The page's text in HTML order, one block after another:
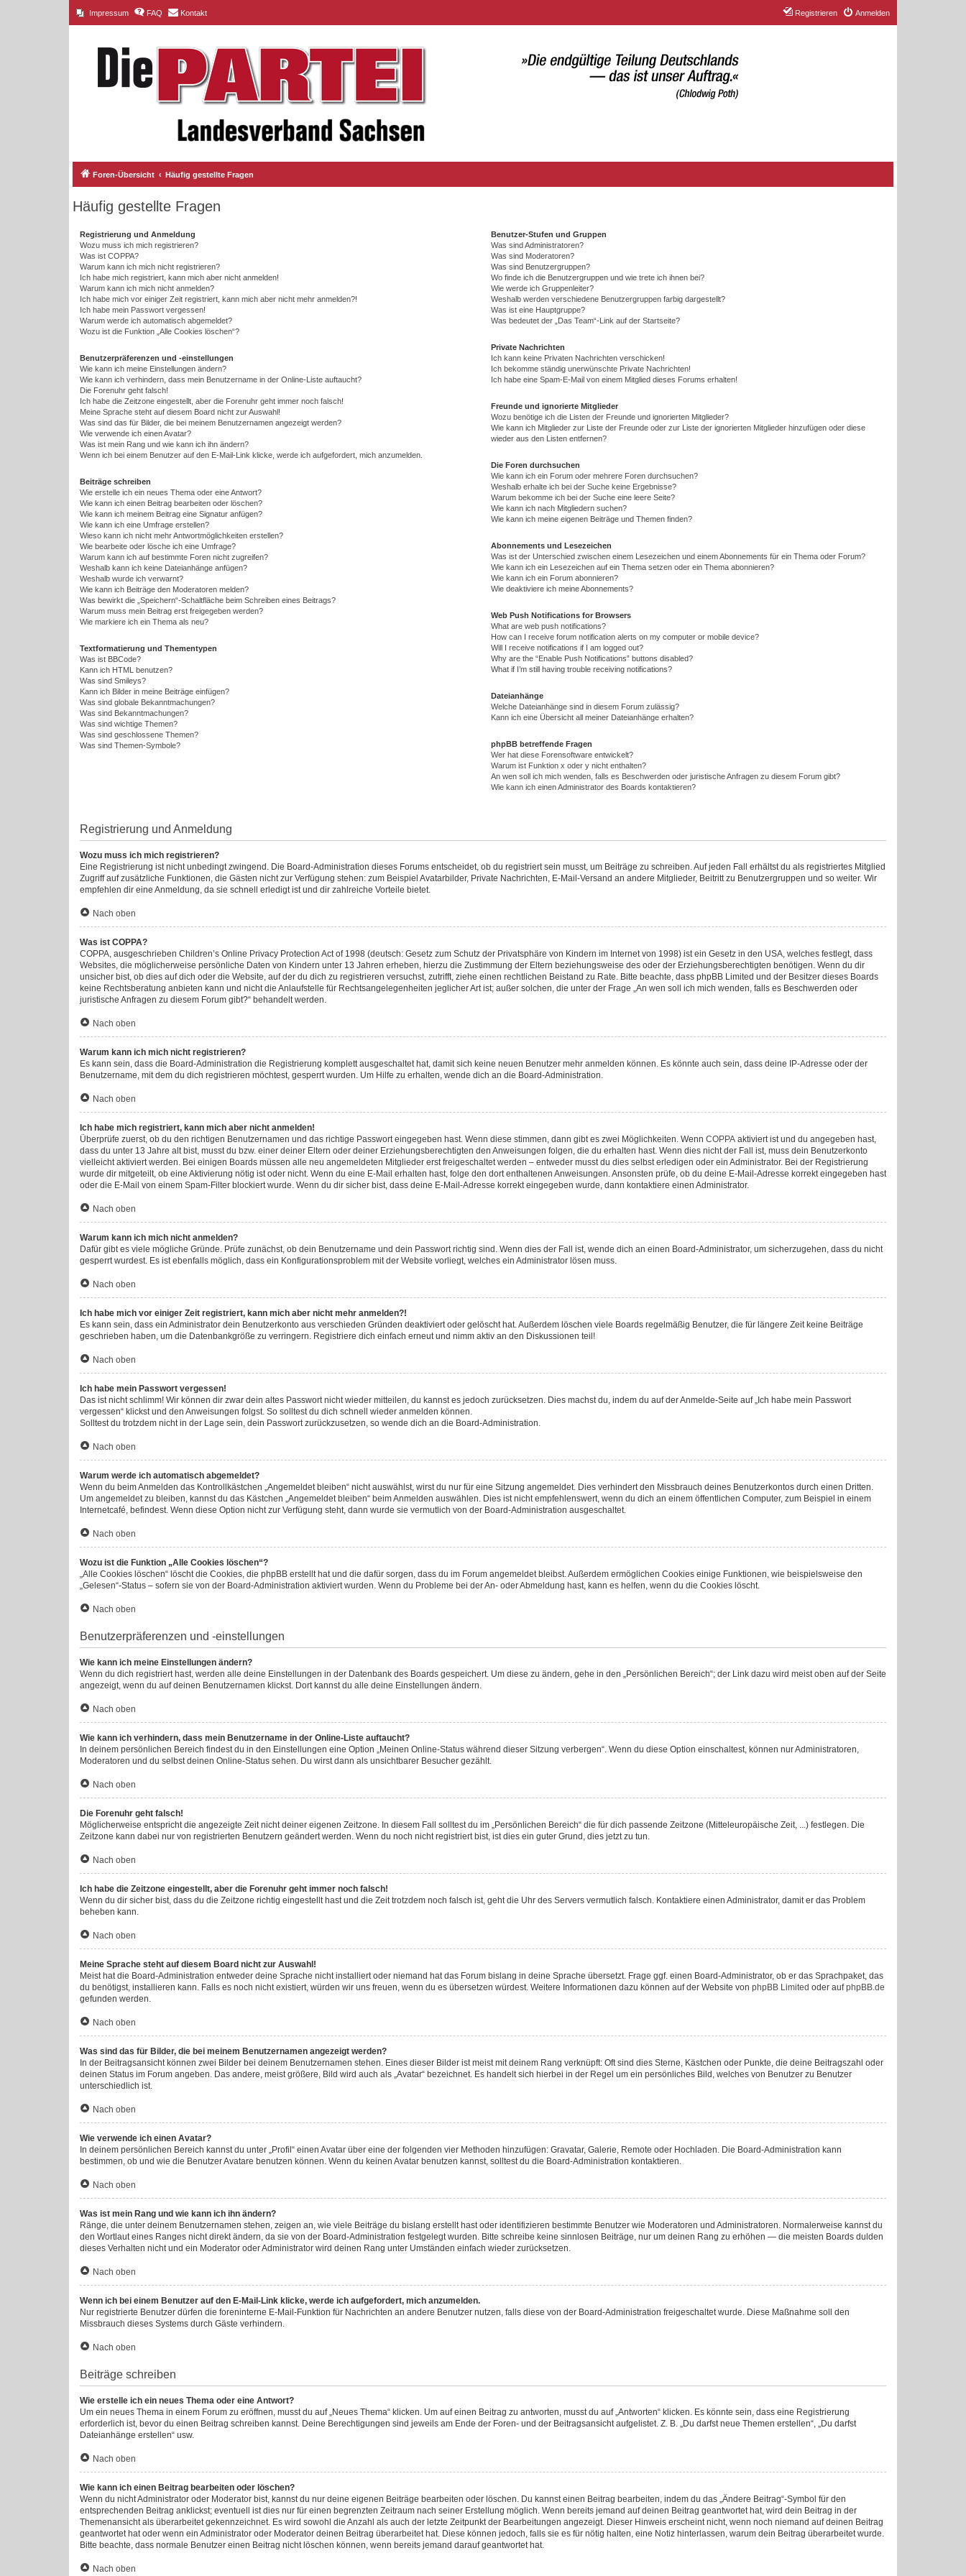
Impressum FAQ Kontakt Anmelden
Registrieren
Foren-Übersicht Häufig gestellte Fragen
Häufig gestellte Fragen
Registrierung und Anmeldung
Wozu muss ich mich registrieren?
Was ist COPPA?
Warum kann ich mich nicht registrieren?
Ich habe mich registriert, kann mich aber nicht anmelden!
Warum kann ich mich nicht anmelden?
Ich habe mich vor einiger Zeit registriert, kann mich aber nicht mehr anmelden?!
Ich habe mein Passwort vergessen!
Warum werde ich automatisch abgemeldet?
Wozu ist die Funktion „Alle Cookies löschen“?
Benutzerpräferenzen und -einstellungen
Wie kann ich meine Einstellungen ändern?
Wie kann ich verhindern, dass mein Benutzername in der Online-Liste auftaucht?
Die Forenuhr geht falsch!
Ich habe die Zeitzone eingestellt, aber die Forenuhr geht immer noch falsch!
Meine Sprache steht auf diesem Board nicht zur Auswahl!
Was sind das für Bilder, die bei meinem Benutzernamen angezeigt werden?
Wie verwende ich einen Avatar?
Was ist mein Rang und wie kann ich ihn ändern?
Wenn ich bei einem Benutzer auf den E-Mail-Link klicke, werde ich aufgefordert, mich anzumelden.
Beiträge schreiben
Wie erstelle ich ein neues Thema oder eine Antwort?
Wie kann ich einen Beitrag bearbeiten oder löschen?
Wie kann ich meinem Beitrag eine Signatur anfügen?
Wie kann ich eine Umfrage erstellen?
Wieso kann ich nicht mehr Antwortmöglichkeiten erstellen?
Wie bearbeite oder lösche ich eine Umfrage?
Warum kann ich auf bestimmte Foren nicht zugreifen?
Weshalb kann ich keine Dateianhänge anfügen?
Weshalb wurde ich verwarnt?
Wie kann ich Beiträge den Moderatoren melden?
Was bewirkt die „Speichern“-Schaltfläche beim Schreiben eines Beitrags?
Warum muss mein Beitrag erst freigegeben werden?
Wie markiere ich ein Thema als neu?
Textformatierung und Thementypen
Was ist BBCode?
Kann ich HTML benutzen?
Was sind Smileys?
Kann ich Bilder in meine Beiträge einfügen?
Was sind globale Bekanntmachungen?
Was sind Bekanntmachungen?
Was sind wichtige Themen?
Was sind geschlossene Themen?
Was sind Themen-Symbole?
Benutzer-Stufen und Gruppen
Was sind Administratoren?
Was sind Moderatoren?
Was sind Benutzergruppen?
Wo finde ich die Benutzergruppen und wie trete ich ihnen bei?
Wie werde ich Gruppenleiter?
Weshalb werden verschiedene Benutzergruppen farbig dargestellt?
Was ist eine Hauptgruppe?
Was bedeutet der „Das Team“-Link auf der Startseite?
Private Nachrichten
Ich kann keine Privaten Nachrichten verschicken!
Ich bekomme ständig unerwünschte Private Nachrichten!
Ich habe eine Spam-E-Mail von einem Mitglied dieses Forums erhalten!
Freunde und ignorierte Mitglieder
Wozu benötige ich die Listen der Freunde und ignorierten Mitglieder?
Wie kann ich Mitglieder zur Liste der Freunde oder zur Liste der ignorierten Mitglieder hinzufügen oder diese
wieder aus den Listen entfernen?
Die Foren durchsuchen
Wie kann ich ein Forum oder mehrere Foren durchsuchen?
Weshalb erhalte ich bei der Suche keine Ergebnisse?
Warum bekomme ich bei der Suche eine leere Seite?
Wie kann ich nach Mitgliedern suchen?
Wie kann ich meine eigenen Beiträge und Themen finden?
Abonnements und Lesezeichen
Was ist der Unterschied zwischen einem Lesezeichen und einem Abonnements für ein Thema oder Forum?
Wie kann ich ein Lesezeichen auf ein Thema setzen oder ein Thema abonnieren?
Wie kann ich ein Forum abonnieren?
Wie deaktiviere ich meine Abonnements?
Web Push Notifications for Browsers
What are web push notifications?
How can I receive forum notification alerts on my computer or mobile device?
Will I receive notifications if I am logged out?
Why are the “Enable Push Notifications” buttons disabled?
What if I’m still having trouble receiving notifications?
Dateianhänge
Welche Dateianhänge sind in diesem Forum zulässig?
Kann ich eine Übersicht all meiner Dateianhänge erhalten?
phpBB betreffende Fragen
Wer hat diese Forensoftware entwickelt?
Warum ist Funktion x oder y nicht enthalten?
An wen soll ich mich wenden, falls es Beschwerden oder juristische Anfragen zu diesem Forum gibt?
Wie kann ich einen Administrator des Boards kontaktieren?
Registrierung und Anmeldung
Wozu muss ich mich registrieren?
Eine Registrierung ist nicht unbedingt zwingend. Die Board-Administration dieses Forums entscheidet, ob du registriert sein musst, um Beiträge zu schreiben. Auf jeden Fall erhältst du als registriertes Mitglied
Zugriff auf zusätzliche Funktionen, die Gästen nicht zur Verfügung stehen: zum Beispiel Avatarbilder, Private Nachrichten, E-Mail-Versand an andere Mitglieder, Beitritt zu Benutzergruppen und so weiter. Wir
empfehlen dir eine Anmeldung, da sie schnell erledigt ist und dir zahlreiche Vorteile bietet.
Nach oben
Was ist COPPA?
COPPA, ausgeschrieben Children’s Online Privacy Protection Act of 1998 (deutsch: Gesetz zum Schutz der Privatsphäre von Kindern im Internet von 1998) ist ein Gesetz in den USA, welches festlegt, dass
Websites, die möglicherweise persönliche Daten von Kindern unter 13 Jahren erheben, hierzu die Zustimmung der Eltern beziehungsweise des oder der Erziehungsberechtigten benötigen. Wenn du dir
unsicher bist, ob dies auf dich oder die Website, auf der du dich zu registrieren versuchst, zutrifft, ziehe einen rechtlichen Beistand zu Rate. Bitte beachte, dass phpBB Limited und der Besitzer dieses Boards
keine Rechtsberatung anbieten kann und nicht die Anlaufstelle für Rechtsangelegenheiten jeglicher Art ist; außer solchen, die unter der Frage „An wen soll ich mich wenden, falls es Beschwerden oder
juristische Anfragen zu diesem Forum gibt?“ behandelt werden.
Nach oben
Warum kann ich mich nicht registrieren?
Es kann sein, dass die Board-Administration die Registrierung komplett ausgeschaltet hat, damit sich keine neuen Benutzer mehr anmelden können. Es könnte auch sein, dass deine IP-Adresse oder der
Benutzername, mit dem du dich registrieren möchtest, gesperrt wurden. Um Hilfe zu erhalten, wende dich an die Board-Administration.
Nach oben
Ich habe mich registriert, kann mich aber nicht anmelden!
Überprüfe zuerst, ob du den richtigen Benutzernamen und das richtige Passwort eingegeben hast. Wenn diese stimmen, dann gibt es zwei Möglichkeiten. Wenn COPPA aktiviert ist und du angegeben hast,
dass du unter 13 Jahre alt bist, musst du bzw. einer deiner Eltern oder deiner Erziehungsberechtigten den Anweisungen folgen, die du erhalten hast. Wenn dies nicht der Fall ist, muss dein Benutzerkonto
vielleicht aktiviert werden. Bei einigen Boards müssen alle neu angemeldeten Mitglieder erst freigeschaltet werden – entweder musst du dies selbst erledigen oder ein Administrator. Bei der Registrierung
wurde dir mitgeteilt, ob eine Aktivierung nötig ist oder nicht. Wenn du eine E-Mail erhalten hast, folge den dort enthaltenen Anweisungen. Ansonsten prüfe, ob du deine E-Mail-Adresse korrekt eingegeben hast
oder die E-Mail von einem Spam-Filter blockiert wurde. Wenn du dir sicher bist, dass deine E-Mail-Adresse korrekt eingegeben wurde, dann kontaktiere einen Administrator.
Nach oben
Warum kann ich mich nicht anmelden?
Dafür gibt es viele mögliche Gründe. Prüfe zunächst, ob dein Benutzername und dein Passwort richtig sind. Wenn dies der Fall ist, wende dich an einen Board-Administrator, um sicherzugehen, dass du nicht
gesperrt wurdest. Es ist ebenfalls möglich, dass ein Konfigurationsproblem mit der Website vorliegt, welches ein Administrator lösen muss.
Nach oben
Ich habe mich vor einiger Zeit registriert, kann mich aber nicht mehr anmelden?!
Es kann sein, dass ein Administrator dein Benutzerkonto aus verschieden Gründen deaktiviert oder gelöscht hat. Außerdem löschen viele Boards regelmäßig Benutzer, die für längere Zeit keine Beiträge
geschrieben haben, um die Datenbankgröße zu verringern. Registriere dich einfach erneut und nimm aktiv an den Diskussionen teil!
Nach oben
Ich habe mein Passwort vergessen!
Das ist nicht schlimm! Wir können dir zwar dein altes Passwort nicht wieder mitteilen, du kannst es jedoch zurücksetzen. Dies machst du, indem du auf der Anmelde-Seite auf „Ich habe mein Passwort
vergessen“ klickst und den Anweisungen folgst. So solltest du dich schnell wieder anmelden können.
Solltest du trotzdem nicht in der Lage sein, dein Passwort zurückzusetzen, so wende dich an die Board-Administration.
Nach oben
Warum werde ich automatisch abgemeldet?
Wenn du beim Anmelden das Kontrollkästchen „Angemeldet bleiben“ nicht auswählst, wirst du nur für eine Sitzung angemeldet. Dies verhindert den Missbrauch deines Benutzerkontos durch einen Dritten.
Um angemeldet zu bleiben, kannst du das Kästchen „Angemeldet bleiben“ beim Anmelden auswählen. Dies ist nicht empfehlenswert, wenn du dich an einem öffentlichen Computer, zum Beispiel in einem
Internetcafé, befindest. Wenn diese Option nicht zur Verfügung steht, dann wurde sie vermutlich von der Board-Administration ausgeschaltet.
Nach oben
Wozu ist die Funktion „Alle Cookies löschen“?
„Alle Cookies löschen“ löscht die Cookies, die phpBB erstellt hat und die dafür sorgen, dass du im Forum angemeldet bleibst. Außerdem ermöglichen Cookies einige Funktionen, wie beispielsweise den
„Gelesen“-Status – sofern sie von der Board-Administration aktiviert wurden. Wenn du Probleme bei der An- oder Abmeldung hast, kann es helfen, wenn du die Cookies löscht.
Nach oben
Benutzerpräferenzen und -einstellungen
Wie kann ich meine Einstellungen ändern?
Wenn du dich registriert hast, werden alle deine Einstellungen in der Datenbank des Boards gespeichert. Um diese zu ändern, gehe in den „Persönlichen Bereich“; der Link dazu wird meist oben auf der Seite
angezeigt, wenn du auf deinen Benutzernamen klickst. Dort kannst du alle deine Einstellungen ändern.
Nach oben
Wie kann ich verhindern, dass mein Benutzername in der Online-Liste auftaucht?
In deinem persönlichen Bereich findest du in den Einstellungen eine Option „Meinen Online-Status während dieser Sitzung verbergen“. Wenn du diese Option einschaltest, können nur Administratoren,
Moderatoren und du selbst deinen Online-Status sehen. Du wirst dann als unsichtbarer Besucher gezählt.
Nach oben
Die Forenuhr geht falsch!
Möglicherweise entspricht die angezeigte Zeit nicht deiner eigenen Zeitzone. In diesem Fall solltest du im „Persönlichen Bereich“ die für dich passende Zeitzone (Mitteleuropäische Zeit, ...) festlegen. Die
Zeitzone kann dabei nur von registrierten Benutzern geändert werden. Wenn du noch nicht registriert bist, ist dies ein guter Grund, dies jetzt zu tun.
Nach oben
Ich habe die Zeitzone eingestellt, aber die Forenuhr geht immer noch falsch!
Wenn du dir sicher bist, dass du die Zeitzone richtig eingestellt hast und die Zeit trotzdem noch falsch ist, geht die Uhr des Servers vermutlich falsch. Kontaktiere einen Administrator, damit er das Problem
beheben kann.
Nach oben
Meine Sprache steht auf diesem Board nicht zur Auswahl!
Meist hat die Board-Administration entweder deine Sprache nicht installiert oder niemand hat das Forum bislang in deine Sprache übersetzt. Frage ggf. einen Board-Administrator, ob er das Sprachpaket, das
du benötigst, installieren kann. Falls es noch nicht existiert, würden wir uns freuen, wenn du es übersetzen würdest. Weitere Informationen dazu können auf der Website von phpBB Limited oder aufphpBB.de
gefunden werden.
Nach oben
Was sind das für Bilder, die bei meinem Benutzernamen angezeigt werden?
In der Beitragsansicht können zwei Bilder bei deinem Benutzernamen stehen. Eines dieser Bilder ist meist mit deinem Rang verknüpft: Oft sind dies Sterne, Kästchen oder Punkte, die deine Beitragszahl oder
deinen Status im Forum angeben. Das andere, meist größere, Bild wird auch als „Avatar“ bezeichnet. Es handelt sich hierbei in der Regel um ein persönliches Bild, welches von Benutzer zu Benutzer
unterschiedlich ist.
Nach oben
Wie verwende ich einen Avatar?
In deinem persönlichen Bereich kannst du unter „Profil“ einen Avatar über eine der folgenden vier Methoden hinzufügen: Gravatar, Galerie, Remote oder Hochladen. Die Board-Administration kann
bestimmen, ob und wie die Benutzer Avatare benutzen können. Wenn du keinen Avatar benutzen kannst, solltest du die Board-Administration kontaktieren.
Nach oben
Was ist mein Rang und wie kann ich ihn ändern?
Ränge, die unter deinem Benutzernamen stehen, zeigen an, wie viele Beiträge du bislang erstellt hast oder identifizieren bestimmte Benutzer wie Moderatoren und Administratoren. Normalerweise kannst du
den Wortlaut eines Ranges nicht direkt ändern, da sie von der Board-Administration festgelegt wurden. Bitte schreibe keine sinnlosen Beiträge, nur um deinen Rang zu erhöhen — die meisten Boards dulden
dieses Verhalten nicht und ein Moderator oder Administrator wird deinen Rang unter Umständen einfach wieder zurücksetzen.
Nach oben
Wenn ich bei einem Benutzer auf den E-Mail-Link klicke, werde ich aufgefordert, mich anzumelden.
Nur registrierte Benutzer dürfen die foreninterne E-Mail-Funktion für Nachrichten an andere Benutzer nutzen, falls diese von der Board-Administration freigeschaltet wurde. Diese Maßnahme soll den
Missbrauch dieses Systems durch Gäste verhindern.
Nach oben
Beiträge schreiben
Wie erstelle ich ein neues Thema oder eine Antwort?
Um ein neues Thema in einem Forum zu eröffnen, musst du auf „Neues Thema“ klicken. Um auf einen Beitrag zu antworten, musst du auf „Antworten“ klicken. Es könnte sein, dass eine Registrierung
erforderlich ist, bevor du einen Beitrag schreiben kannst. Deine Berechtigungen sind jeweils am Ende der Foren- und der Beitragsansicht aufgelistet. Z. B. „Du darfst neue Themen erstellen“, „Du darfst
Dateianhänge erstellen“ usw.
Nach oben
Wie kann ich einen Beitrag bearbeiten oder löschen?
Wenn du nicht Administrator oder Moderator bist, kannst du nur deine eigenen Beiträge bearbeiten oder löschen. Du kannst einen Beitrag bearbeiten, indem du das „Ändere Beitrag“-Symbol für den
entsprechenden Beitrag anklickst; eventuell ist dies nur für einen begrenzten Zeitraum nach seiner Erstellung möglich. Wenn bereits jemand auf deinen Beitrag geantwortet hat, wird dein Beitrag in der
Themenansicht als überarbeitet gekennzeichnet. Es wird sowohl die Anzahl als auch der letzte Zeitpunkt der Bearbeitungen angezeigt. Dieser Hinweis erscheint nicht, wenn noch niemand auf deinen Beitrag
geantwortet hat oder wenn ein Administrator oder Moderator deinen Beitrag überarbeitet hat. Diese können jedoch, falls sie es für nötig halten, eine Notiz hinterlassen, warum dein Beitrag überarbeitet wurde.
Bitte beachte, dass normale Benutzer einen Beitrag nicht löschen können, wenn bereits jemand darauf geantwortet hat.
Nach oben